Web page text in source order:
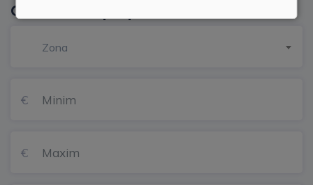
Cautati alta proprietate
Zona